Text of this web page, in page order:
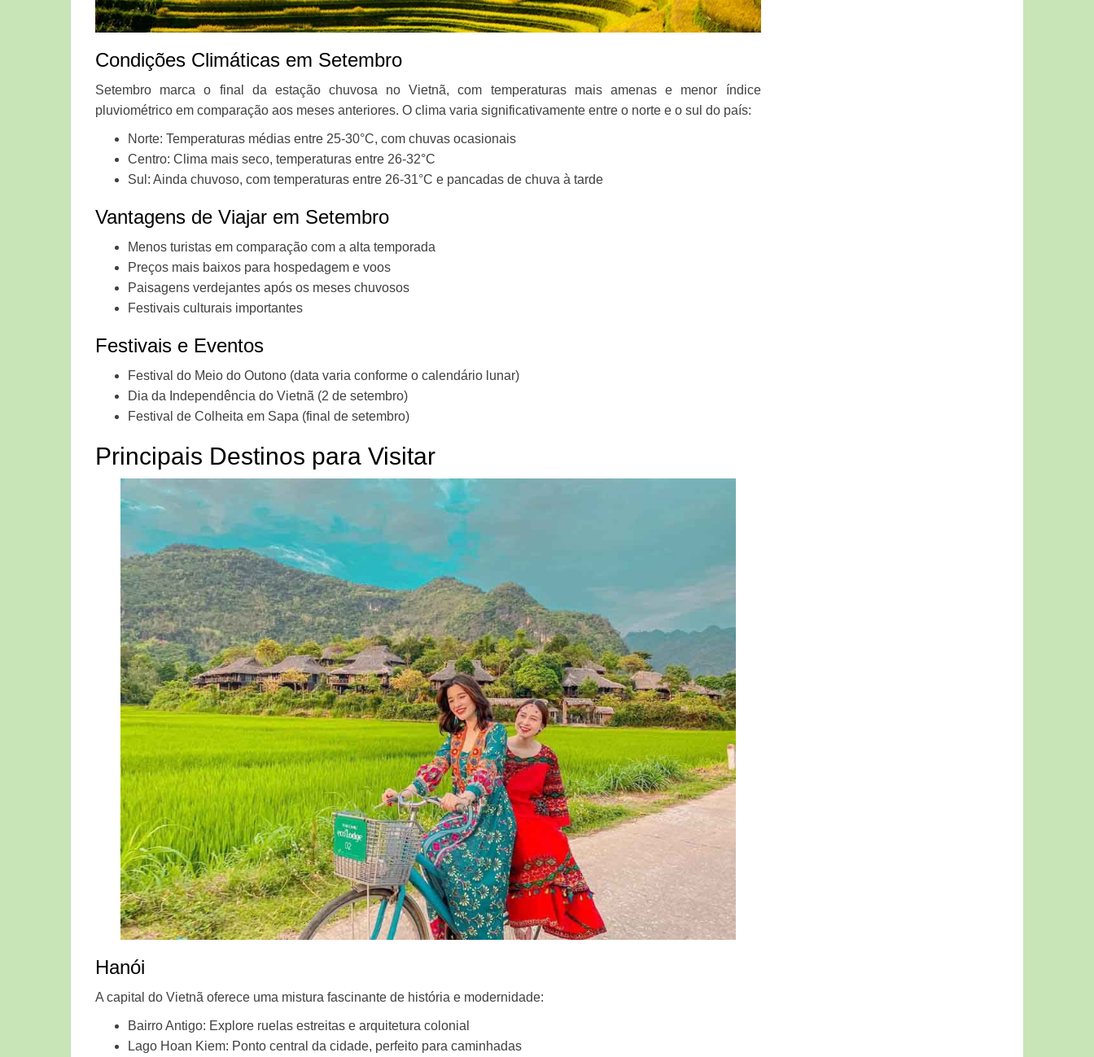
Condições Climáticas em Setembro
Setembro marca o final da estação chuvosa no Vietnã, com temperaturas mais amenas e menor índice
pluviométrico em comparação aos meses anteriores. O clima varia significativamente entre o norte e o sul do país:
Norte: Temperaturas médias entre 25-30°C, com chuvas ocasionais
Centro: Clima mais seco, temperaturas entre 26-32°C
Sul: Ainda chuvoso, com temperaturas entre 26-31°C e pancadas de chuva à tarde
Vantagens de Viajar em Setembro
Menos turistas em comparação com a alta temporada
Preços mais baixos para hospedagem e voos
Paisagens verdejantes após os meses chuvosos
Festivais culturais importantes
Festivais e Eventos
Festival do Meio do Outono (data varia conforme o calendário lunar)
Dia da Independência do Vietnã (2 de setembro)
Festival de Colheita em Sapa (final de setembro)
Principais Destinos para Visitar
Hanói
A capital do Vietnã oferece uma mistura fascinante de história e modernidade:
Bairro Antigo: Explore ruelas estreitas e arquitetura colonial
Lago Hoan Kiem: Ponto central da cidade, perfeito para caminhadas